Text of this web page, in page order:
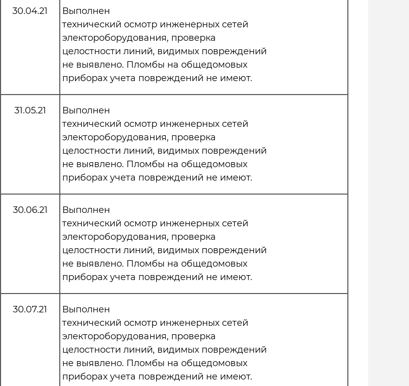
30.04.21
Выполнен
технический осмотр инженерных сетей
электороборудования, проверка
целостности линий, видимых повреждений
не выявлено. Пломбы на общедомовых
приборах учета повреждений не имеют.
31.05.21
Выполнен
технический осмотр инженерных сетей
электороборудования, проверка
целостности линий, видимых повреждений
не выявлено. Пломбы на общедомовых
приборах учета повреждений не имеют.
30.06.21
Выполнен
технический осмотр инженерных сетей
электороборудования, проверка
целостности линий, видимых повреждений
не выявлено. Пломбы на общедомовых
приборах учета повреждений не имеют.
30.07.21
Выполнен
технический осмотр инженерных сетей
электороборудования, проверка
целостности линий, видимых повреждений
не выявлено. Пломбы на общедомовых
приборах учета повреждений не имеют.